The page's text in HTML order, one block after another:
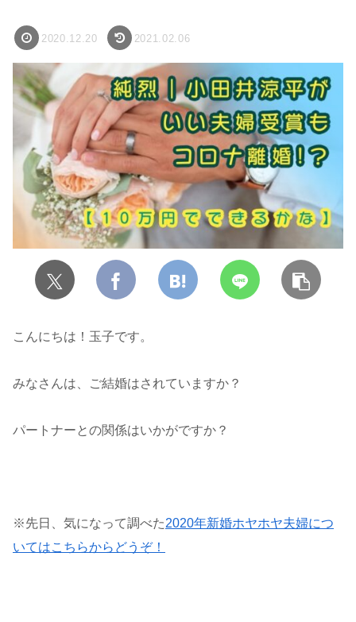
2020.12.20 2021.02.06
こんにちは！玉子です。
みなさんは、ご結婚はされていますか？
パートナーとの関係はいかがですか？
※先日、気になって調べた2020年新婚ホヤホヤ夫婦につ
いてはこちらからどうぞ！